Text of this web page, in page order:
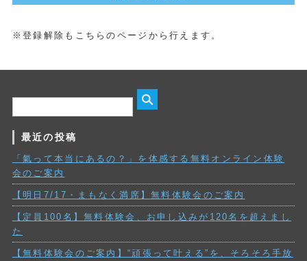
※登録解除もこちらのページから行えます。
最近の投稿
「氣って本当にあるの？」を体感する無料オンライン体験
会のご案内
【明日7/17・まもなく満席】無料体験会のご案内
【定員100名】無料体験会、お申し込みが120名を超えまし
た
【無料体験会のご案内】“頑張って叶える”を、そろそろ手放